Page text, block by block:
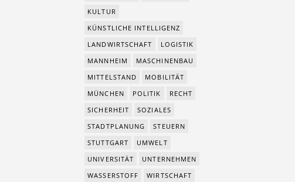
KULTUR
KÜNSTLICHE INTELLIGENZ
LANDWIRTSCHAFT
LOGISTIK
MANNHEIM
MASCHINENBAU
MITTELSTAND
MOBILITÄT
MÜNCHEN
POLITIK
RECHT
SICHERHEIT
SOZIALES
STADTPLANUNG
STEUERN
STUTTGART
UMWELT
UNIVERSITÄT
UNTERNEHMEN
WASSERSTOFF
WIRTSCHAFT